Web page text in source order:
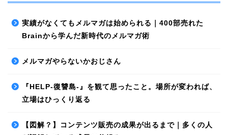
実績がなくてもメルマガは始められる｜400部売れた
Brainから学んだ新時代のメルマガ術
メルマガやらないかおじさん
『HELP-復讐島-』を観て思ったこと。場所が変われば、
立場はひっくり返る
【図解？】コンテンツ販売の成果が出るまで｜多くの人